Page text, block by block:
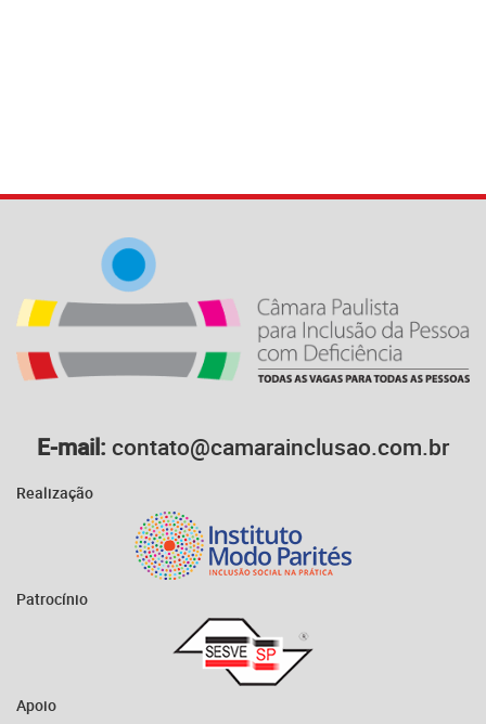
E-mail: contato@camarainclusao.com.br
Realização
Patrocínio
Apoio